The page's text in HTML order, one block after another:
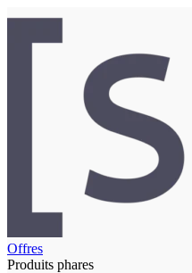
Offres
Produits phares